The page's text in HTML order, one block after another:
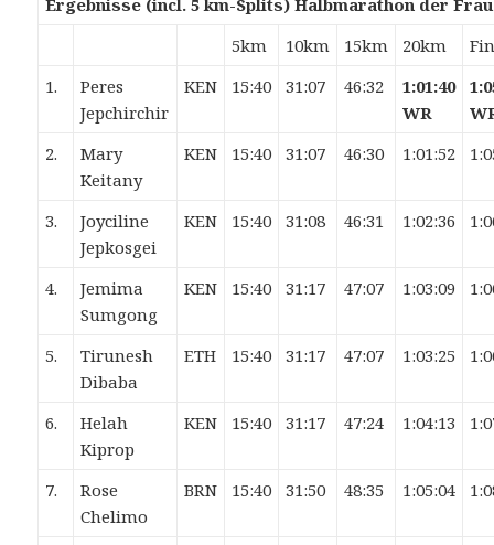
Ergebnisse (incl. 5 km-Splits) Halbmarathon der
5km
10km 15km 20km
1.
Peres
Jepchirchir
KEN 15:40 31:07 46:32
1:01:40
WR
2.
Mary
Keitany
KEN 15:40 31:07 46:30 1:01:52
3.
Joyciline
Jepkosgei
KEN 15:40 31:08 46:31 1:02:36
4.
Jemima
Sumgong
KEN 15:40 31:17 47:07 1:03:09
5.
Tirunesh
Dibaba
ETH 15:40 31:17 47:07 1:03:25
6.
Helah
Kiprop
KEN 15:40 31:17 47:24 1:04:13
7.
Rose
Chelimo
BRN 15:40 31:50 48:35 1:05:04